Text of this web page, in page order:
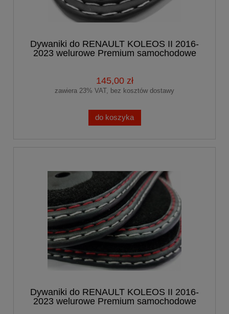
Dywaniki do RENAULT KOLEOS II 2016-
2023 welurowe Premium samochodowe
145,00 zł
zawiera 23% VAT, bez kosztów dostawy
do koszyka
Dywaniki do RENAULT KOLEOS II 2016-
2023 welurowe Premium samochodowe